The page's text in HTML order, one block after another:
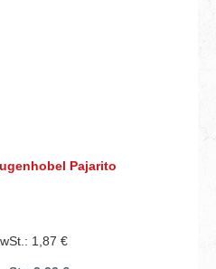
Pajarito
1,87 €